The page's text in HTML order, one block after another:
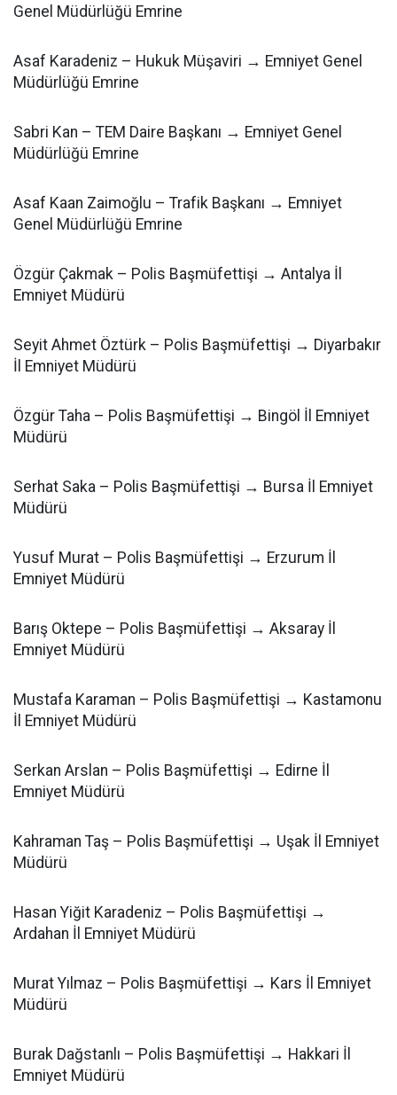
Genel Müdürlüğü Emrine
Asaf Karadeniz – Hukuk Müşaviri → Emniyet Genel
Müdürlüğü Emrine
Sabri Kan – TEM Daire Başkanı → Emniyet Genel
Müdürlüğü Emrine
Asaf Kaan Zaimoğlu – Trafik Başkanı → Emniyet
Genel Müdürlüğü Emrine
Özgür Çakmak – Polis Başmüfettişi → Antalya İl
Emniyet Müdürü
Seyit Ahmet Öztürk – Polis Başmüfettişi → Diyarbakır
İl Emniyet Müdürü
Özgür Taha – Polis Başmüfettişi → Bingöl İl Emniyet
Müdürü
Serhat Saka – Polis Başmüfettişi → Bursa İl Emniyet
Müdürü
Yusuf Murat – Polis Başmüfettişi → Erzurum İl
Emniyet Müdürü
Barış Oktepe – Polis Başmüfettişi → Aksaray İl
Emniyet Müdürü
Mustafa Karaman – Polis Başmüfettişi → Kastamonu
İl Emniyet Müdürü
Serkan Arslan – Polis Başmüfettişi → Edirne İl
Emniyet Müdürü
Kahraman Taş – Polis Başmüfettişi → Uşak İl Emniyet
Müdürü
Hasan Yiğit Karadeniz – Polis Başmüfettişi →
Ardahan İl Emniyet Müdürü
Murat Yılmaz – Polis Başmüfettişi → Kars İl Emniyet
Müdürü
Burak Dağstanlı – Polis Başmüfettişi → Hakkari İl
Emniyet Müdürü